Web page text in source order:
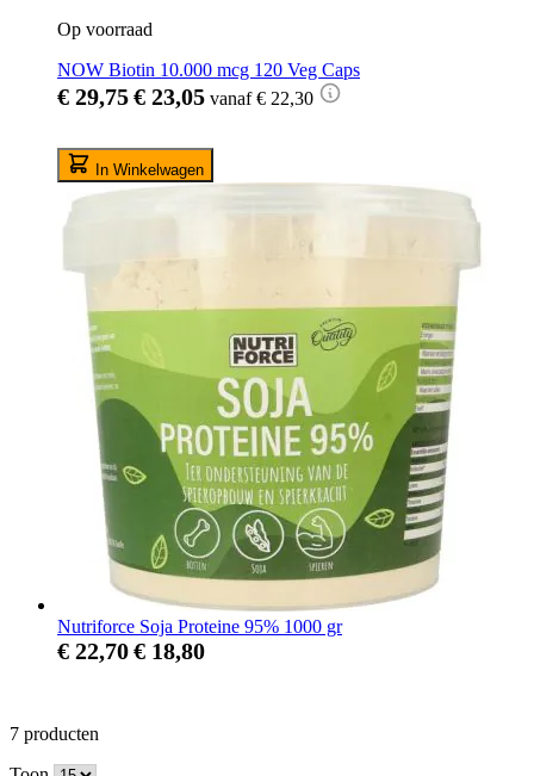
Op voorraad
NOW Biotin 10.000 mcg 120 Veg Caps
€ 29,75€ 23,05 vanaf € 22,30
In Winkelwagen
Nutriforce Soja Proteine 95% 1000 gr
€ 22,70€ 18,80
7 producten